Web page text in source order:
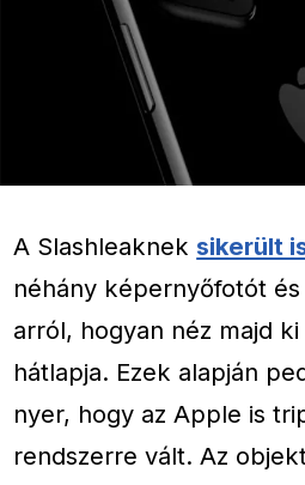
A Slashleaknek sikerült
néhány képernyőfotót
arról, hogyan néz majd ki
hátlapja. Ezek alapján
nyer, hogy az Apple is
rendszerre vált. Az